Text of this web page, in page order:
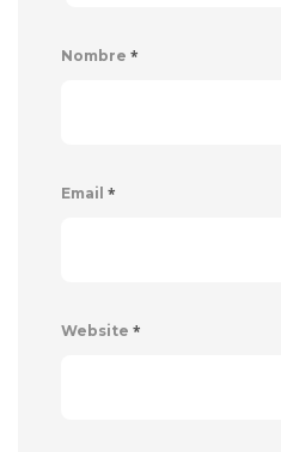
Nombre *
Email *
Website *